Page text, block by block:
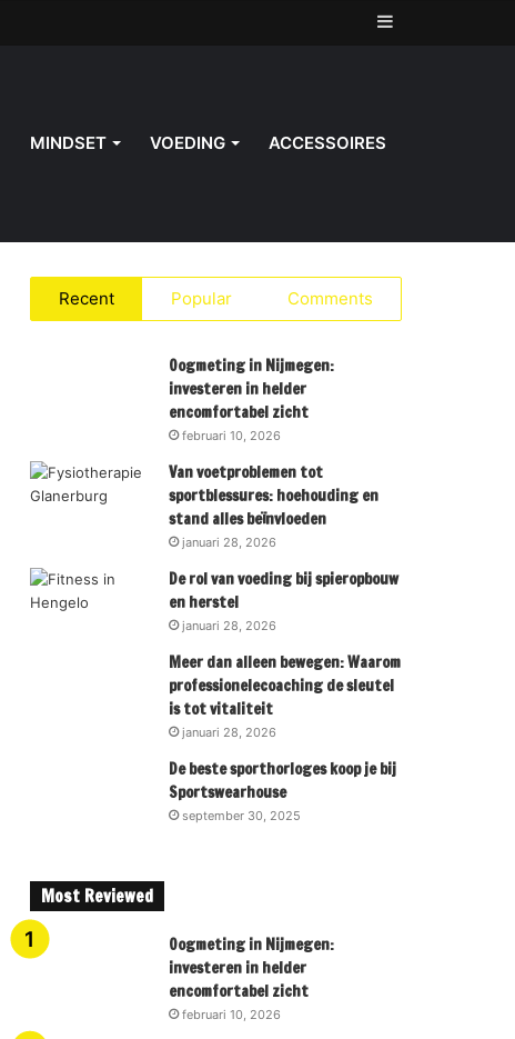
Sidebar
MINDSET VOEDING ACCESSOIRES
Recent Popular Comments
Oogmeting in Nijmegen:
investeren in helder
encomfortabel zicht
februari 10, 2026
Van voetproblemen tot
sportblessures: hoehouding en
stand alles beïnvloeden
januari 28, 2026
De rol van voeding bij spieropbouw
en herstel
januari 28, 2026
Meer dan alleen bewegen: Waarom
professionelecoaching de sleutel
is tot vitaliteit
januari 28, 2026
De beste sporthorloges koop je bij
Sportswearhouse
september 30, 2025
Most Reviewed
Oogmeting in Nijmegen:
investeren in helder
encomfortabel zicht
februari 10, 2026